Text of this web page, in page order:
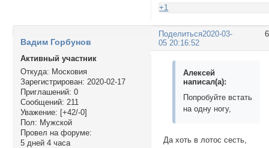
+1
Поделиться2020-03-
05 20:16:52
Вадим Горбунов
Активный участник
Откуда: Московия
Зарегистрирован: 2020-02-17
Приглашений: 0
Сообщений: 211
Уважение: [+42/-0]
Пол: Мужской
Провел на форуме:
5 дней 4 часа
Алексей
написал(а):
Попробуйте встать
на одну ногу,
Да хоть в лотос сесть,